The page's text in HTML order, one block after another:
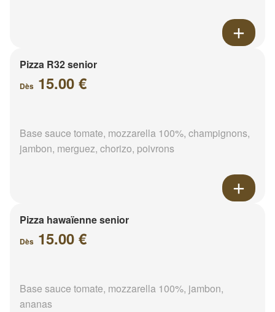
Pizza R32 senior
Dès 15.00 €
Base sauce tomate, mozzarella 100%, champignons,
jambon, merguez, chorizo, poivrons
Pizza hawaïenne senior
Dès 15.00 €
Base sauce tomate, mozzarella 100%, jambon,
ananas